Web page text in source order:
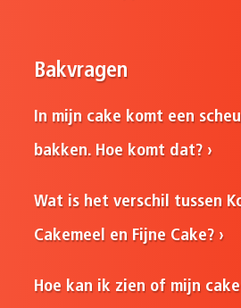
Bakvragen
In mijn cake komt een
bakken. Hoe komt dat?
Wat is het verschil tussen
Cakemeel en Fijne Cake?
Hoe kan ik zien of mijn